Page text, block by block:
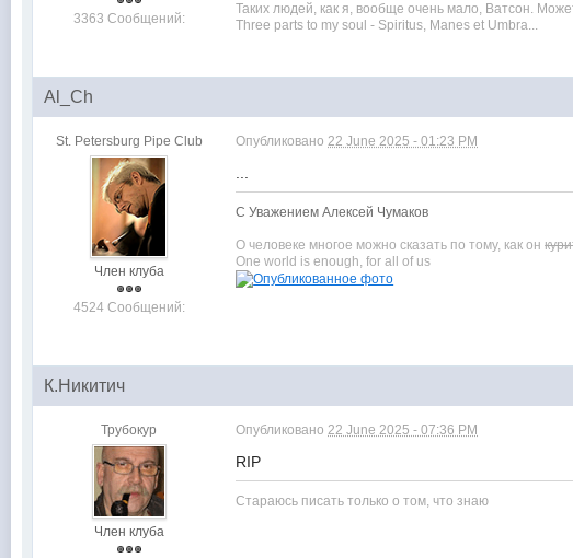
3363 Сообщений:
Таких людей, как я, вообще очень мало, Ватсон.
Three parts to my soul - Spiritus, Manes et Umbra...
Al_Ch
St. Petersburg Pipe Club
Член клуба
4524 Сообщений:
Опубликовано22 June 2025 - 01:23 PM
С Уважением Алексей Чумаков
О человеке многое можно сказать по тому, как он
One world is enough, for all of us
К.Никитич
Трубокур
Член клуба
Опубликовано22 June 2025 - 07:36 PM
RIP
Стараюсь писать только о том, что знаю